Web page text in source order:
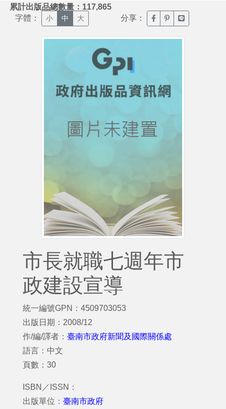
累計出版品總數量：117,865
字體： 小 中 大 分享： 臉書分享(另開新視窗)
噗浪分享(另開新
Line分享(另
市長就職七週年市
政建設宣導
統一編號GPN：4509703053
出版日期：2008/12
作/編/譯者： 臺南市政府新聞及國際關係處
語言：中文
頁數：30
ISBN／ISSN：
出版單位： 臺南市政府